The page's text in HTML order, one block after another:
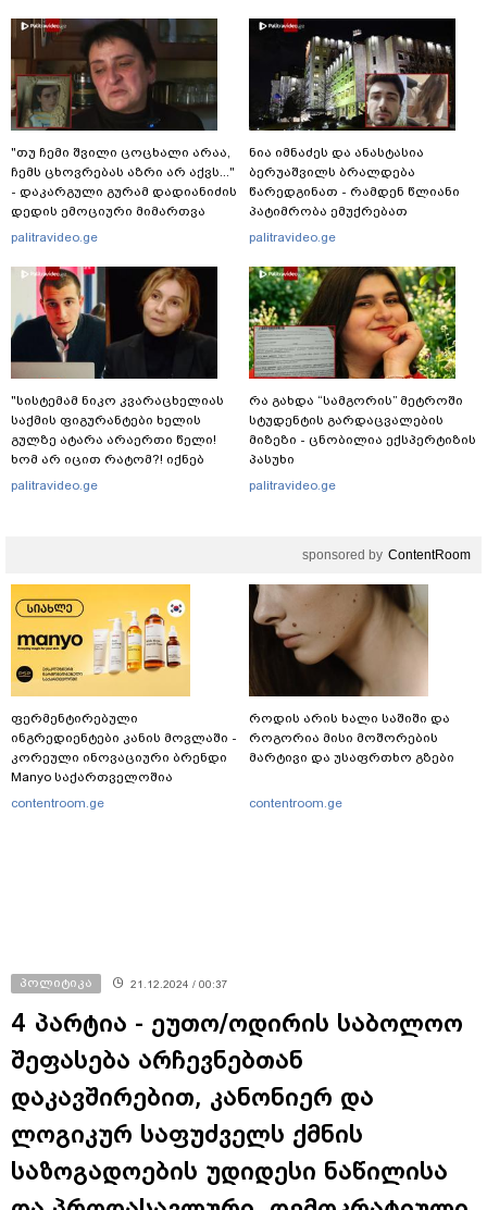
"თუ ჩემი შვილი ცოცხალი არაა,
ჩემს ცხოვრებას აზრი არ აქვს..."
- დაკარგული გურამ დადიანიძის
დედის ემოციური მიმართვა
palitravideo.ge
"სისტემამ ნიკო კვარაცხელიას
საქმის ფიგურანტები ხელის
გულზე ატარა არაერთი წელი!
ხომ არ იცით რატომ?! იქნებ
იმიტომ რომ თავად
palitravideo.ge
ნია იმნაძეს და ანასტასია
ბერუაშვილს ბრალდება
წარედგინათ - რამდენ წლიანი
პატიმრობა ემუქრებათ
არასრულწლოვნებს?
palitravideo.ge
რა გახდა “სამგორის” მეტროში
სტუდენტის გარდაცვალების
მიზეზი - ცნობილია ექსპერტიზის
პასუხი
palitravideo.ge
sponsored by ContentRoom
ფერმენტირებული
ინგრედიენტები კანის მოვლაში -
კორეული ინოვაციური ბრენდი
Manyo საქართველოშია
contentroom.ge
როდის არის ხალი საშიში და
როგორია მისი მოშორების
მარტივი და უსაფრთხო გზები
contentroom.ge
პოლიტიკა 21.12.2024 / 00:37
4 პარტია - ეუთო/ოდირის საბოლოო
შეფასება არჩევნებთან
დაკავშირებით, კანონიერ და
ლოგიკურ საფუძველს ქმნის
საზოგადოების უდიდესი ნაწილისა